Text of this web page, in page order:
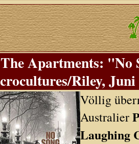
Apartments: "No
Riley, Juni
Völlig
Australier
Laughing